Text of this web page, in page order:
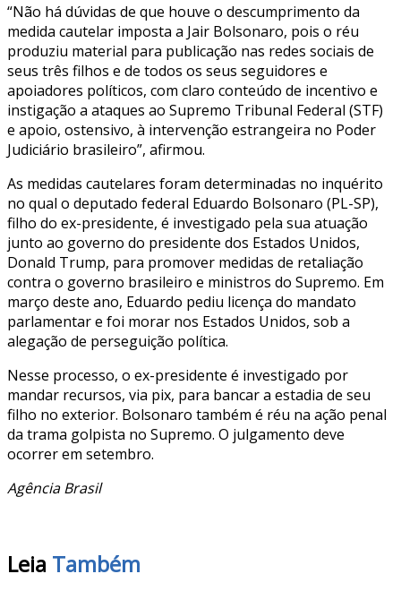
“Não há dúvidas de que houve o descumprimento da
medida cautelar imposta a Jair Bolsonaro, pois o réu
produziu material para publicação nas redes sociais de
seus três filhos e de todos os seus seguidores e
apoiadores políticos, com claro conteúdo de incentivo e
instigação a ataques ao Supremo Tribunal Federal (STF)
e apoio, ostensivo, à intervenção estrangeira no Poder
Judiciário brasileiro”, afirmou.
As medidas cautelares foram determinadas no inquérito
no qual o deputado federal Eduardo Bolsonaro (PL-SP),
filho do ex-presidente, é investigado pela sua atuação
junto ao governo do presidente dos Estados Unidos,
Donald Trump, para promover medidas de retaliação
contra o governo brasileiro e ministros do Supremo. Em
março deste ano, Eduardo pediu licença do mandato
parlamentar e foi morar nos Estados Unidos, sob a
alegação de perseguição política.
Nesse processo, o ex-presidente é investigado por
mandar recursos, via pix, para bancar a estadia de seu
filho no exterior. Bolsonaro também é réu na ação penal
da trama golpista no Supremo. O julgamento deve
ocorrer em setembro.
Agência Brasil
Leia Também